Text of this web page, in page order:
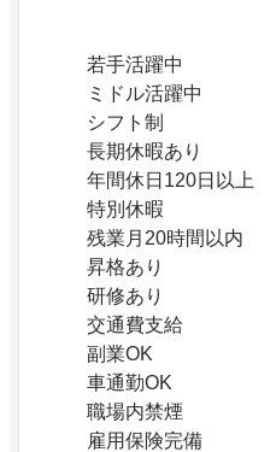
若手活躍中
ミドル活躍中
シフト制
長期休暇あり
年間休日120日以上
特別休暇
残業月20時間以内
昇格あり
研修あり
交通費支給
副業OK
車通勤OK
職場内禁煙
雇用保険完備